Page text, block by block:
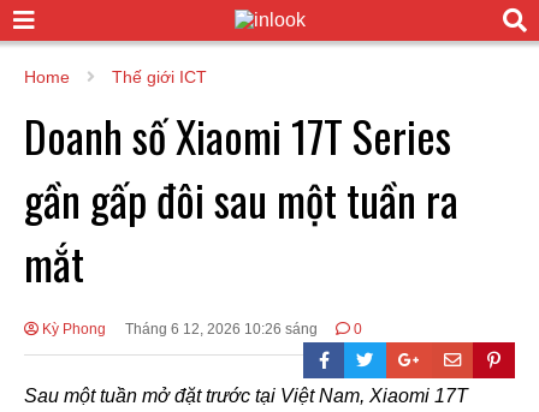
Home Thế giới ICT
Doanh số Xiaomi 17T Series
gần gấp đôi sau một tuần ra
mắt
Kỳ Phong Tháng 6 12, 2026 10:26 sáng 0
Sau một tuần mở đặt trước tại Việt Nam, Xiaomi 17T